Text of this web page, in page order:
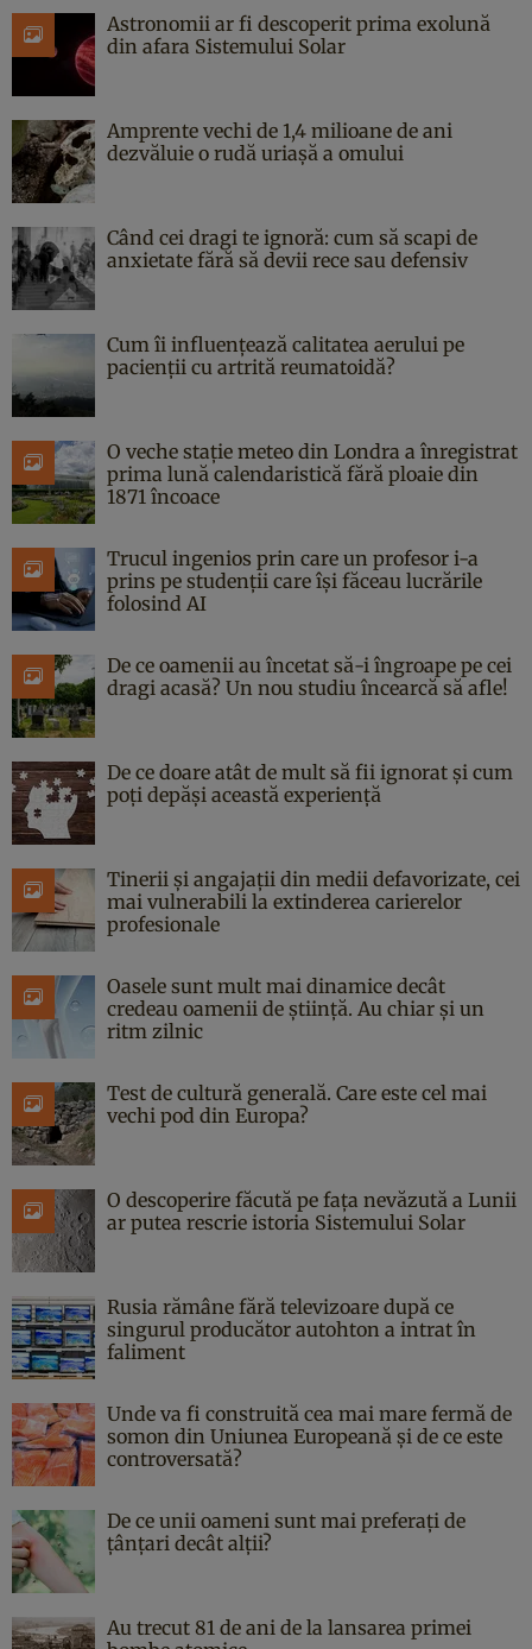
Astronomii ar fi descoperit prima exolună
din afara Sistemului Solar
Amprente vechi de 1,4 milioane de ani
dezvăluie o rudă uriașă a omului
Când cei dragi te ignoră: cum să scapi de
anxietate fără să devii rece sau defensiv
Cum îi influențează calitatea aerului pe
pacienții cu artrită reumatoidă?
O veche stație meteo din Londra a înregistrat
prima lună calendaristică fără ploaie din
1871 încoace
Trucul ingenios prin care un profesor i-a
prins pe studenții care își făceau lucrările
folosind AI
De ce oamenii au încetat să-i îngroape pe cei
dragi acasă? Un nou studiu încearcă să afle!
De ce doare atât de mult să fii ignorat și cum
poți depăși această experiență
Tinerii și angajații din medii defavorizate, cei
mai vulnerabili la extinderea carierelor
profesionale
Oasele sunt mult mai dinamice decât
credeau oamenii de știință. Au chiar și un
ritm zilnic
Test de cultură generală. Care este cel mai
vechi pod din Europa?
O descoperire făcută pe fața nevăzută a Lunii
ar putea rescrie istoria Sistemului Solar
Rusia rămâne fără televizoare după ce
singurul producător autohton a intrat în
faliment
Unde va fi construită cea mai mare fermă de
somon din Uniunea Europeană și de ce este
controversată?
De ce unii oameni sunt mai preferați de
țânțari decât alții?
Au trecut 81 de ani de la lansarea primei